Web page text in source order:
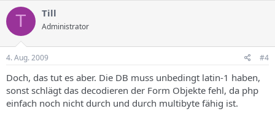
T Till
Administrator
4. Aug. 2009 #4
Doch, das tut es aber. Die DB muss unbedingt latin-1 haben,
sonst schlägt das decodieren der Form Objekte fehl, da php
einfach noch nicht durch und durch multibyte fähig ist.